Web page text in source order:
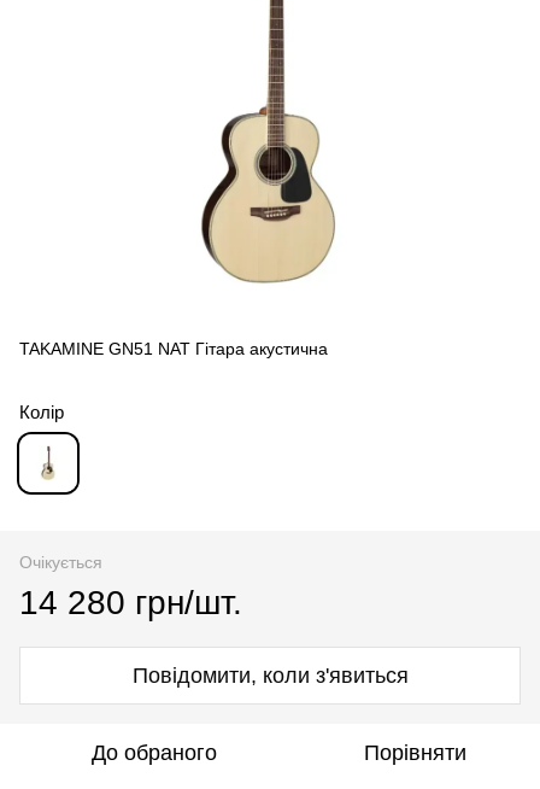
TAKAMINE GN51 NAT Гітара акустична
Колір
Очікується
14 280 грн/шт.
Повідомити, коли з'явиться
До обраного Порівняти